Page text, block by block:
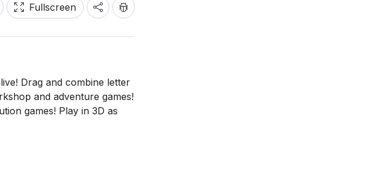
Fullscreen
Drag and combine letter
and adventure games!
games! Play in 3D as